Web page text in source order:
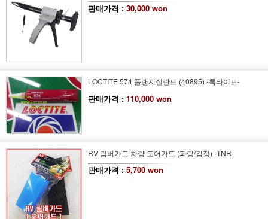
판매가격 : 30,000 won
LOCTITE 574 플랜지실란트 (40895) -록타이트-
판매가격 : 110,000 won
RV 림버가드 차량 도어가드 (파랑/검정) -TNR-
판매가격 : 5,700 won